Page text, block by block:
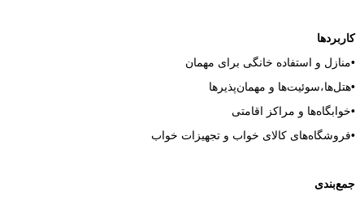
کاربردها
•منازل و استفاده خانگی برای مهمان
•هتل‌ها،سوئیت‌ها و مهمان‌پذیرها
•خوابگاه‌ها و مراکز اقامتی
•فروشگاه‌های کالای خواب و تجهیزات خواب
جمع‌بندی